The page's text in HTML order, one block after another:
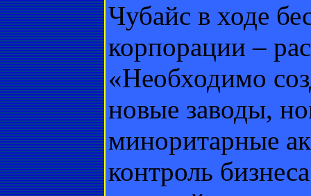
Чубайс в ходе
корпорации –
«Необходимо
новые заводы,
миноритарные
контроль